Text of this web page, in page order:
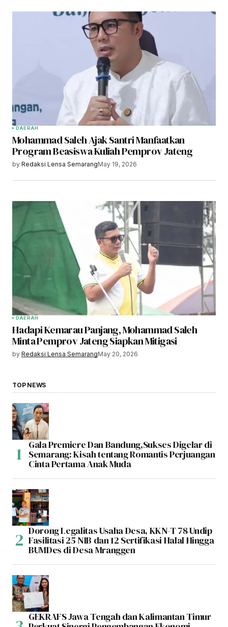
DAERAH
Mohammad Saleh Ajak Santri Manfaatkan
Program Beasiswa Kuliah Pemprov Jateng
by Redaksi Lensa SemarangMay 19, 2026
DAERAH
Hadapi Kemarau Panjang, Mohammad Saleh
Minta Pemprov Jateng Siapkan Mitigasi
by Redaksi Lensa SemarangMay 20, 2026
TOP NEWS
Gala Premiere Dan Bandung,Sukses Digelar di
Semarang: Kisah tentang Romantis Perjuangan
Cinta Pertama Anak Muda
Dorong Legalitas Usaha Desa, KKN-T 78 Undip
Fasilitasi 25 NIB dan 12 Sertifikasi Halal Hingga
BUMDes di Desa Mranggen
GEKRAFS Jawa Tengah dan Kalimantan Timur